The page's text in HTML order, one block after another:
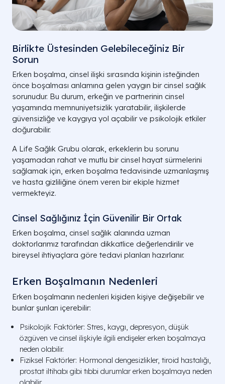
Birlikte Üstesinden Gelebileceğiniz Bir
Sorun
Erken boşalma, cinsel ilişki sırasında kişinin isteğinden
önce boşalması anlamına gelen yaygın bir cinsel sağlık
sorunudur. Bu durum, erkeğin ve partnerinin cinsel
yaşamında memnuniyetsizlik yaratabilir, ilişkilerde
güvensizliğe ve kaygıya yol açabilir ve psikolojik etkiler
doğurabilir.
A Life Sağlık Grubu olarak, erkeklerin bu sorunu
yaşamadan rahat ve mutlu bir cinsel hayat sürmelerini
sağlamak için, erken boşalma tedavisinde uzmanlaşmış
ve hasta gizliliğine önem veren bir ekiple hizmet
vermekteyiz.
Cinsel Sağlığınız İçin Güvenilir Bir Ortak
Erken boşalma, cinsel sağlık alanında uzman
doktorlarımız tarafından dikkatlice değerlendirilir ve
bireysel ihtiyaçlara göre tedavi planları hazırlanır.
Erken Boşalmanın Nedenleri
Erken boşalmanın nedenleri kişiden kişiye değişebilir ve
bunlar şunları içerebilir:
Psikolojik Faktörler: Stres, kaygı, depresyon, düşük
özgüven ve cinsel ilişkiyle ilgili endişeler erken boşalmaya
neden olabilir.
Fiziksel Faktörler: Hormonal dengesizlikler, tiroid hastalığı,
prostat iltihabı gibi tıbbi durumlar erken boşalmaya neden